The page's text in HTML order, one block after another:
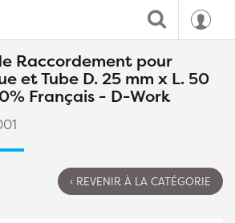
Raccordement pour
et Tube D. 25 mm x L. 50
Français - D-Work
‹ REVENIR À LA CATÉGORIE